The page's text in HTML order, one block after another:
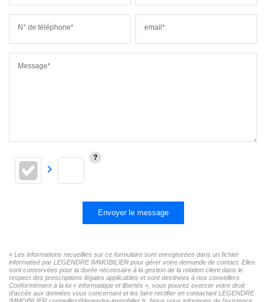
N° de téléphone* email*
Message*
Envoyer le message
« Les informations recueillies sur ce formulaire sont enregistrées dans un fichier
informatisé par LEGENDRE IMMOBILIER pour gérer votre demande de contact. Elles
sont conservées pour la durée nécessaire à la gestion de la relation client dans le
respect des prescriptions légales applicables et sont destinées à nos conseillers
Conformément à la loi « informatique et libertés », vous pouvez exercer votre droit
d'accès aux données vous concernant et les faire rectifier en contactant LEGENDRE
IMMOBILIER cormeilles@legendre-immobilier.fr. Nous vous informons de l'existence